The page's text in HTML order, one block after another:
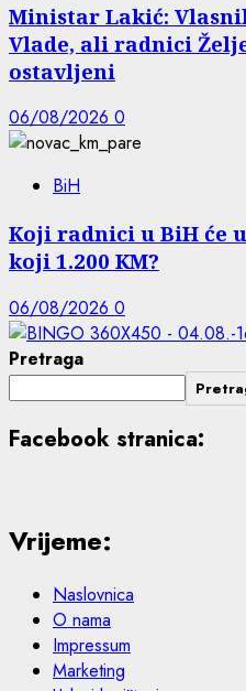
Ministar Lakić:
Vlade, ali radnici
ostavljeni
06/08/2026 0
BiH
Koji radnici u BiH će
koji 1.200 KM?
06/08/2026 0
Pretraga
Facebook stranica:
Vrijeme:
Naslovnica
O nama
Impressum
Marketing